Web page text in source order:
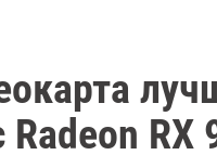
Radeon RX